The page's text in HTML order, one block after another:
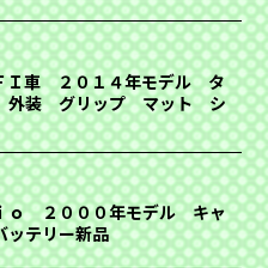
車 ２０１４年モデル タ
外装 グリップ マット シ
ｏ ２０００年モデル キャ
テリー新品